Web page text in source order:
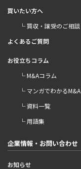
買いたい方へ
└ 買収・譲受のご相談
よくあるご質問
お役立ちコラム
└ M&Aコラム
└ マンガでわかるM&A
└ 資料一覧
└ 用語集
企業情報・お問い合わせ
お知らせ